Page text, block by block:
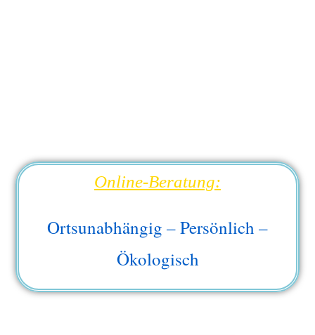
Online-Beratung:
Ortsunabhängig – Persönlich –
Ökologisch